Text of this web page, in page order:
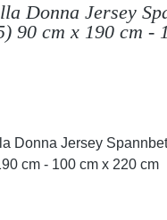
Donna Jersey
90 cm x 190 cm -